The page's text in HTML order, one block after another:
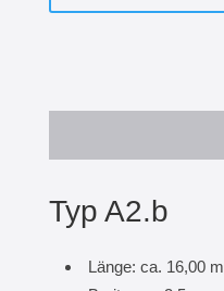
Typ A2.b
Länge: ca. 16,00 m